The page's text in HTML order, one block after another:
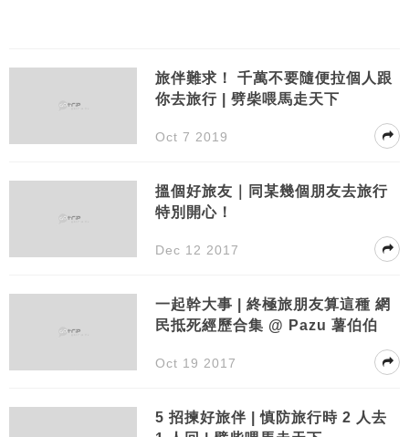
旅伴難求！ 千萬不要隨便拉個人跟
你去旅行 | 劈柴喂馬走天下
Oct 7 2019
搵個好旅友｜同某幾個朋友去旅行
特別開心！
Dec 12 2017
一起幹大事 | 終極旅朋友算這種 網
民抵死經歷合集 @ Pazu 薯伯伯
Oct 19 2017
5 招揀好旅伴 | 慎防旅行時 2 人去